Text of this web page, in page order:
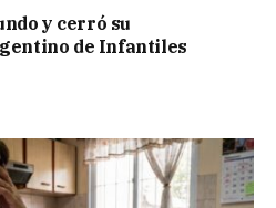
y cerró su
de Infantiles